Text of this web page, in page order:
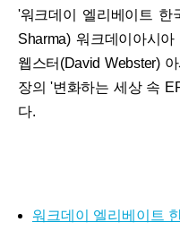
'워크데이 엘리베이트 한
Sharma) 워크데이아시
웹스터(David Webster)
장의 '변화하는 세상 속
다.
워크데이 엘리베이트